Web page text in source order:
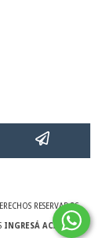
RESERVADOS.
INGRESÁ ACÁ.